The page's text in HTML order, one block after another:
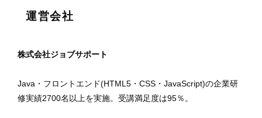
運営会社
株式会社ジョブサポート
Java・フロントエンド(HTML5・CSS・JavaScript)の企業研
修実績2700名以上を実施。受講満足度は95％。